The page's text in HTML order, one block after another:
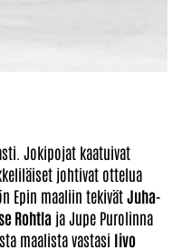
Jokipojat kaatuivat
johtivat ottelua
Epin maaliin tekivätJuha-
Rohtla ja Jupe Purolinna
maalista vastasi Iivo